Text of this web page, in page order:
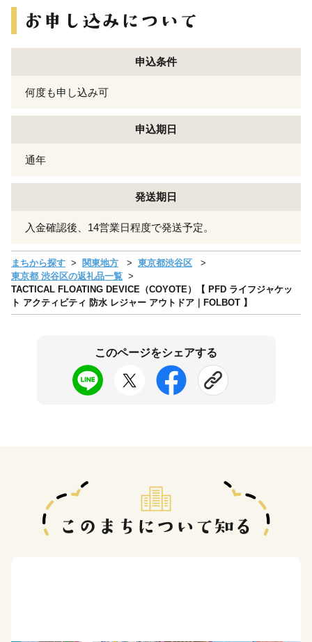
申込条件
何度も申し込み可
申込期日
通年
発送期日
入金確認後、14営業日程度で発送予定。
まちから探す 関東地方
東京都渋谷区
東京都 渋谷区の返礼品一覧
TACTICAL FLOATING DEVICE（COYOTE）【 PFD ライフジャケッ
ト アクティビティ 防水 レジャー アウトドア｜FOLBOT 】
このページをシェアする